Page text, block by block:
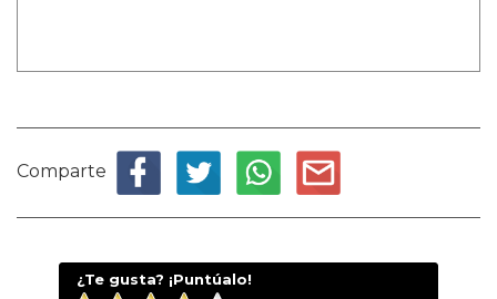
Comparte
¿Te gusta? ¡Puntúalo!